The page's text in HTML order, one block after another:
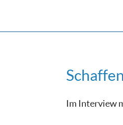
Im Interview